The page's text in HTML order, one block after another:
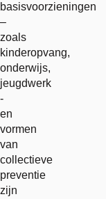
basisvoorzieningen
–
zoals
kinderopvang,
onderwijs,
jeugdwerk
-
en
vormen
van
collectieve
preventie
zijn